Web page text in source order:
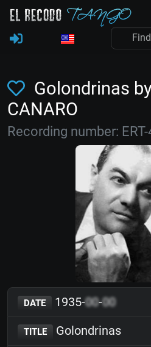
Golondrinas
CANARO
Recording number:
DATE 1935-00-00
TITLE Golondrinas